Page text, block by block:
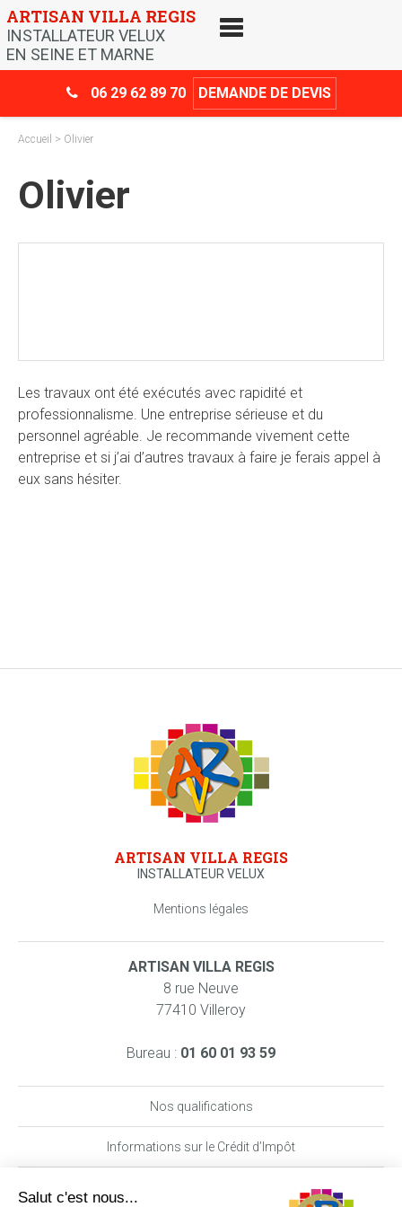
Skip
to
content
ARTISAN VILLA REGIS
INSTALLATEUR VELUX
EN SEINE ET MARNE
06 29 62 89 70 DEMANDE DE DEVIS
Accueil > Olivier
Olivier
Les travaux ont été exécutés avec rapidité et
professionnalisme. Une entreprise sérieuse et du
personnel agréable. Je recommande vivement cette
entreprise et si j’ai d’autres travaux à faire je ferais appel à
eux sans hésiter.
ARTISAN VILLA REGIS
INSTALLATEUR VELUX
Mentions légales
ARTISAN VILLA REGIS
8 rue Neuve
77410 Villeroy
Bureau : 01 60 01 93 59
Nos qualifications
Informations sur le Crédit d’Impôt